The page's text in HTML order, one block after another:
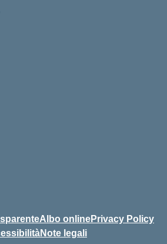
Albo onlinePrivacy Policy
Note legali